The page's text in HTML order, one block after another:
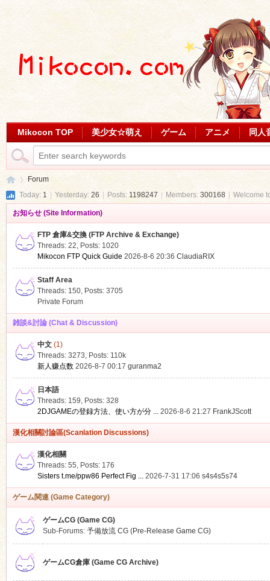
Mikocon TOP 美少女☆萌え ゲーム アニメ 同人
Forum
Today: 1 Yesterday: 26 Posts:1198247 Members: 300168 Welcome
お知らせ (Site Information)
FTP 倉庫&交換 (FTP Archive & Exchange)
Threads: 22, Posts: 1020
Mikocon FTP Quick Guide 2026-8-6 20:36 ClaudiaRIX
Staff Area
Threads: 150, Posts: 3705
Private Forum
雑談&討論 (Chat & Discussion)
中文(1)
Threads: 3273, Posts: 110k
新人赚点数 2026-8-7 00:17 guranma2
日本語
Threads: 159, Posts: 328
2DJGAMEの登録方法、使い方が分 ... 2026-8-6 21:27 FrankJScott
漢化相關討論區(Scanlation Discussions)
漢化相關
Threads: 55, Posts: 176
Sisters t.me/ppw86 Perfect Fig ... 2026-7-31 17:06 s4s4s5s74
ゲーム関連 (Game Category)
ゲームCG (Game CG)
Sub-Forums: 予備放流 CG (Pre-Release Game CG)
ゲームCG倉庫 (Game CG Archive)